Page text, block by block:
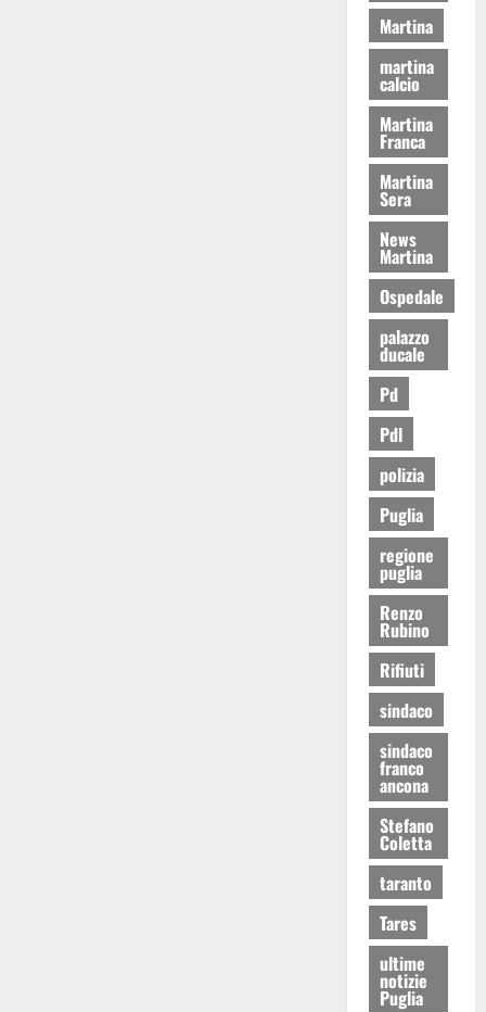
Martina
martina
calcio
Martina
Franca
Martina
Sera
News
Martina
Ospedale
palazzo
ducale
Pd
Pdl
polizia
Puglia
regione
puglia
Renzo
Rubino
Rifiuti
sindaco
sindaco
franco
ancona
Stefano
Coletta
taranto
Tares
ultime
notizie
Puglia